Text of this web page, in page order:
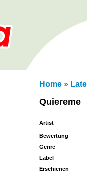
Home »
Quiereme
Artist
Bewertung
Genre
Label
Erschienen